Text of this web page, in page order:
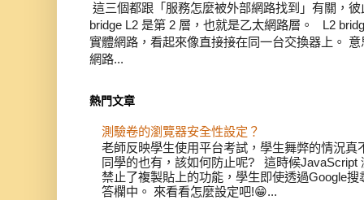
這三個都跟「服務怎麼被外部網路找到」有關，
bridge L2 是第 2 層，也就是乙太網路層。 L2
實體網路，看起來像直接接在同一台交換器上。
網路...
熱門文章
測驗卷的瀏覽器安全性設定？
老師反映學生使用平台考試，學生舞弊的情況真
同學的也有，該如何防止呢? 這時候JavaScript
禁止了複製貼上的功能，學生即使透過Google
答欄中。 來看看怎麼設定吧!😁...